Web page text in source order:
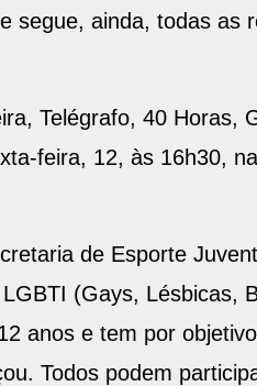
segue, ainda, todas as
Telégrafo, 40 Horas,
feira, 12, às 16h30,
de Esporte
(Gays, Lésbicas,
anos e tem por
Todos podem